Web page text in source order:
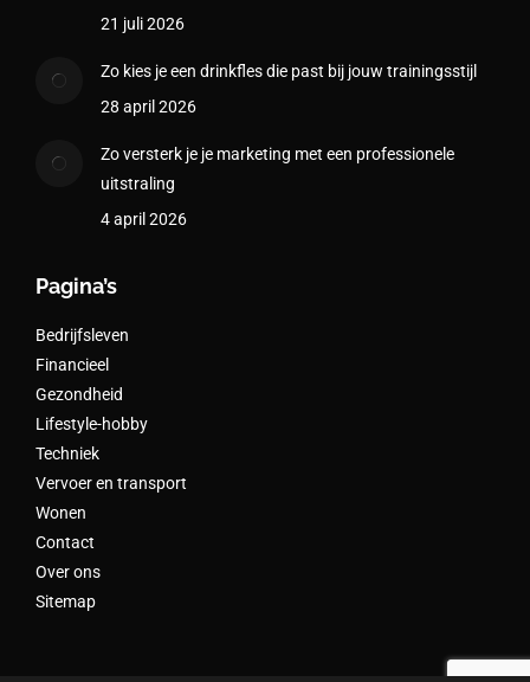
21 juli 2026
Zo kies je een drinkfles die past bij jouw trainingsstijl
28 april 2026
Zo versterk je je marketing met een professionele
uitstraling
4 april 2026
Pagina’s
Bedrijfsleven
Financieel
Gezondheid
Lifestyle-hobby
Techniek
Vervoer en transport
Wonen
Contact
Over ons
Sitemap